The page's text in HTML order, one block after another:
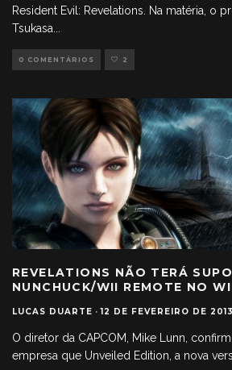
Resident Evil: Revelations. Na matéria, o
Tsukasa
0 COMENTÁRIOS 2
REVELATIONS NÃO TERÁ
NUNCHUCK/WII REMOTE NO
LUCAS DUARTE · 12 DE FEVEREIRO DE 2013
O diretor da CAPCOM, Mike Lunn,
empresa que Unveiled Edition, a nova